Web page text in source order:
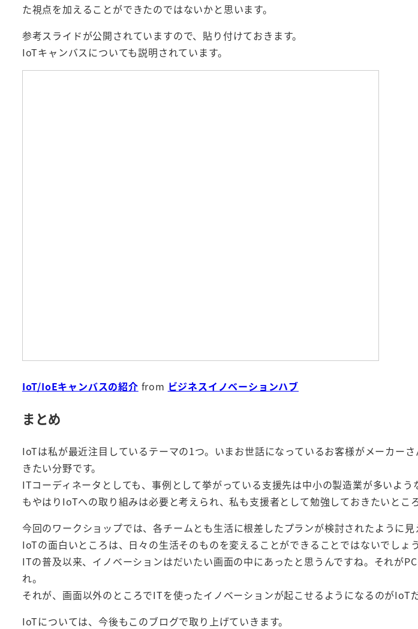
た視点を加えることができたのではないかと思います。
参考スライドが公開されていますので、貼り付けておきます。
IoTキャンバスについても説明されています。
IoT/IoEキャンバスの紹介 from ビジネスイノベーションハブ
まとめ
IoTは私が最近注目しているテーマの1つ。いまお世話になっているお客様がメーカー
きたい分野です。
ITコーディネータとしても、事例として挙がっている支援先は中小の製造業が多いよ
もやはりIoTへの取り組みは必要と考えられ、私も支援者として勉強しておきたいところ
今回のワークショップでは、各チームとも生活に根差したプランが検討されたように見
IoTの面白いところは、日々の生活そのものを変えることができることではないでしょう
ITの普及以来、イノベーションはだいたい画面の中にあったと思うんですね。それが
れ。
それが、画面以外のところでITを使ったイノベーションが起こせるようになるのがIoTだ
IoTについては、今後もこのブログで取り上げていきます。